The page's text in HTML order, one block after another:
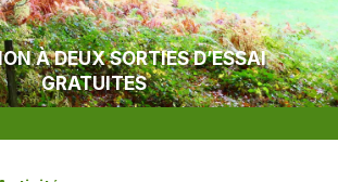
À DEUX SORTIES D’ESSAI
GRATUITES